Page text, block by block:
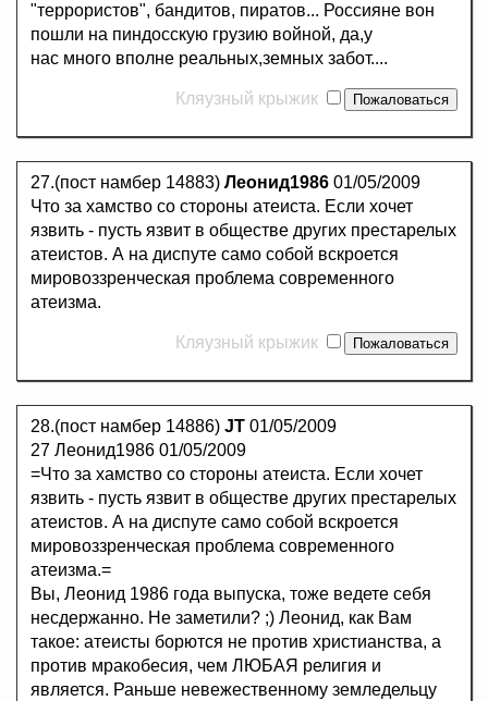
"террористов", бандитов, пиратов... Россияне вон
пошли на пиндосскую грузию войной, да,у
нас много вполне реальных,земных забот....
Кляузный крыжик
27.(пост намбер 14883) Леонид1986 01/05/2009
Что за хамство со стороны атеиста. Если хочет
язвить - пусть язвит в обществе других престарелых
атеистов. А на диспуте само собой вскроется
мировоззренческая проблема современного
атеизма.
Кляузный крыжик
28.(пост намбер 14886) JT 01/05/2009
27 Леонид1986 01/05/2009
=Что за хамство со стороны атеиста. Если хочет
язвить - пусть язвит в обществе других престарелых
атеистов. А на диспуте само собой вскроется
мировоззренческая проблема современного
атеизма.=
Вы, Леонид 1986 года выпуска, тоже ведете себя
несдержанно. Не заметили? ;) Леонид, как Вам
такое: атеисты борются не против христианства, а
против мракобесия, чем ЛЮБАЯ религия и
является. Раньше невежественному земледельцу